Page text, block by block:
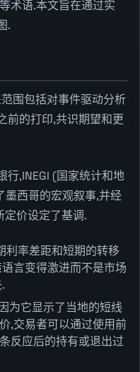
术语.本文旨在通过实
.
围包括对事件驱动分析
前的打印,共识期望和更
行,INEGI (国家统计和地
墨西哥的宏观叙事,并经
定价设定了基调.
利率差距和短期的转移
言变得激进而不是市场
为它显示了当地的短线
,交易者可以通过使用前
反应后的持有或退出过